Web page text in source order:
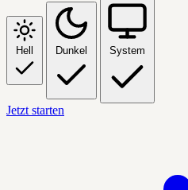
Hell Dunkel System
Jetzt starten